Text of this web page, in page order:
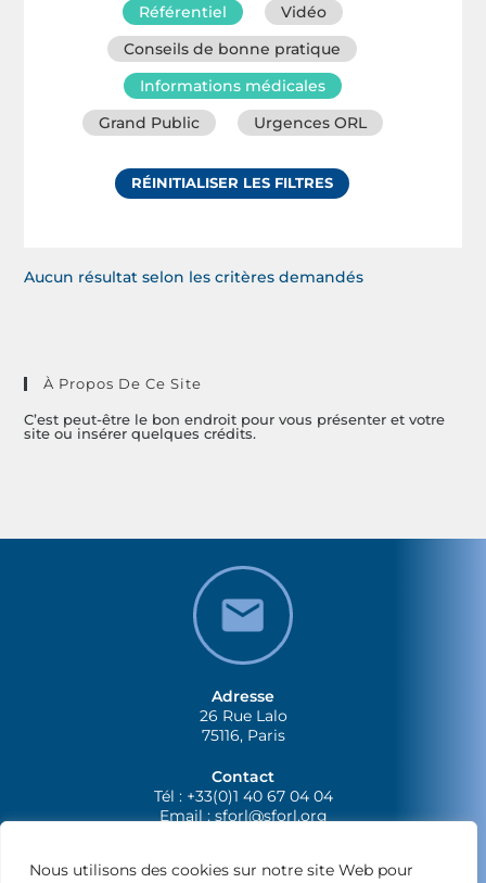
Nous utilisons des cookies sur notre site Web pour
Référentiel
Vidéo
Conseils de bonne pratique
Informations médicales
Grand Public
Urgences ORL
RÉINITIALISER LES FILTRES
Aucun résultat selon les critères demandés
À Propos De Ce Site
C’est peut-être le bon endroit pour vous présenter et votre
site ou insérer quelques crédits.
Adresse
26 Rue Lalo
75116, Paris
Contact
Tél : +33(0)1 40 67 04 04
Email :sforl@sforl.org